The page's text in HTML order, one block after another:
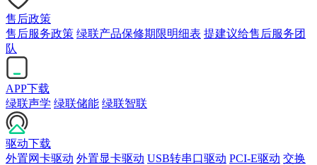
售后政策
售后服务政策 绿联产品保修期限明细表 提建议给售后服务团
队
APP下载
绿联声学 绿联储能 绿联智联
驱动下载
外置网卡驱动 外置显卡驱动 USB转串口驱动 PCI-E驱动 交换